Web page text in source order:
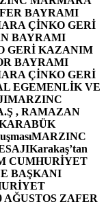
BAYRAMI
ÇİNKO GERİ
BAYRAMI
GERİ KAZANIM
BAYRAMI
ÇİNKO GERİ
EGEMENLİK VE
MARZINC
, RAMAZAN
MARZINC
Karakaş’tan
CUMHURİYET
BAŞKANI
AĞUSTOS ZAFER